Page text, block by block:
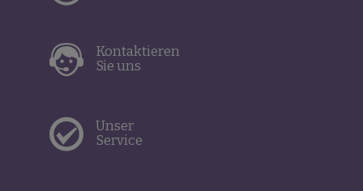
Kontaktieren
Sie uns
Unser
Service